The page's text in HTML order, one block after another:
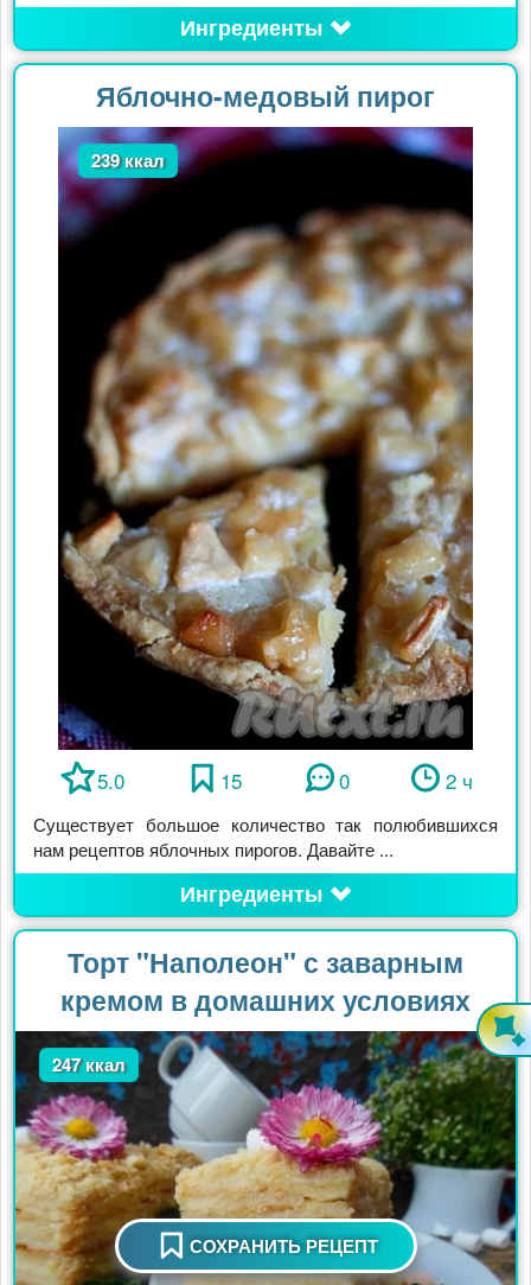
Ингредиенты
Яблочно-медовый пирог
239 ккал
5.0 15 0 2 ч
Существует большое количество так полюбившихся
нам рецептов яблочных пирогов. Давайте ...
Ингредиенты
Торт "Наполеон" с заварным
кремом в домашних условиях
247 ккал
СОХРАНИТЬ РЕЦЕПТ